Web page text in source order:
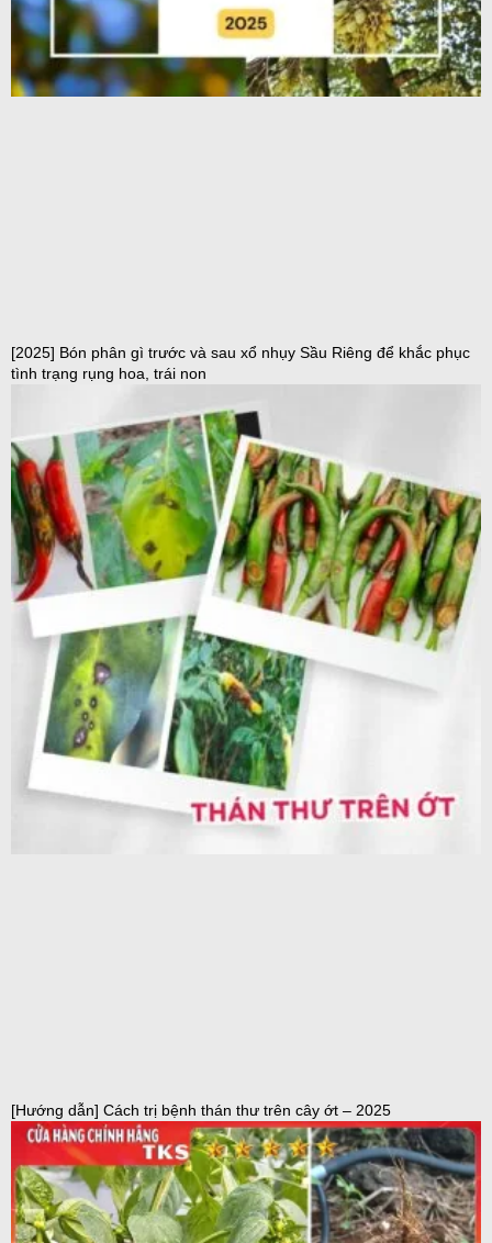
[2025] Bón phân gì trước và sau xổ nhụy Sầu Riêng để khắc phục
tình trạng rụng hoa, trái non
[Hướng dẫn] Cách trị bệnh thán thư trên cây ớt – 2025